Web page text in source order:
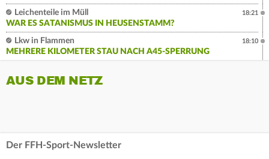
Leichenteile im Müll
WAR ES SATANISMUS IN HEUSENSTAMM?
18:21
Lkw in Flammen
MEHRERE KILOMETER STAU NACH A45-SPERRUNG
18:10
AUS DEM NETZ
Der FFH-Sport-Newsletter